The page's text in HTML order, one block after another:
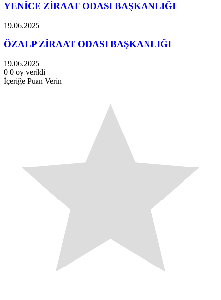
YENİCE ZİRAAT ODASI BAŞKANLIĞI
19.06.2025
ÖZALP ZİRAAT ODASI BAŞKANLIĞI
19.06.2025
0 0 oy verildi
İçeriğe Puan Verin